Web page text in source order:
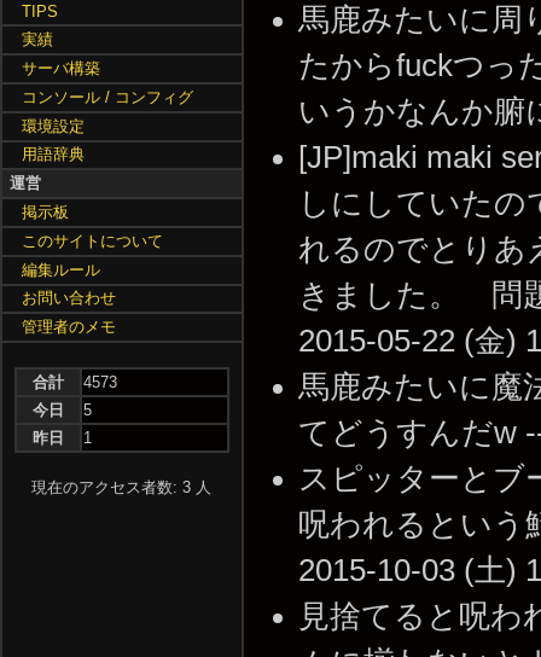
馬鹿みたいに周
たからfuckつっ
いうかなんか腑
[JP]maki maki
しにしていたの
れるのでとりあ
きました。 問
2015-05-22 (金)
馬鹿みたいに魔
てどうすんだw
スピッターと
呪われるという
2015-10-03 (土)
見捨てると呪わ
TIPS
実績
サーバ構築
コンソール / コンフィグ
環境設定
用語辞典
運営
掲示板
このサイトについて
編集ルール
お問い合わせ
管理者のメモ
合計
4573
今日
5
昨日
1
現在のアクセス者数: 3 人